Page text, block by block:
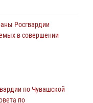
Росгвардии
в совершении
по Чувашской
по